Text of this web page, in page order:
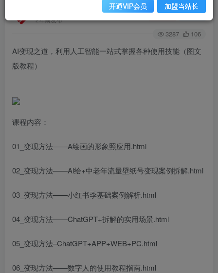
2年前发布
关注 私信
3287 106
AI变现之道，利用人工智能一站式掌握各种使用技能（图文
版教程）
课程内容：
01_变现方法——A绘画的形象照应用.html
02_变现方法——Al绘+中老年流量壁纸号变现案例拆解.html
03_变现方法——小红书季基础案例解析.html
04_变现方法——ChatGPT+拆解的实用场景.html
05_变现方法–ChatGPT+APP+WEB+PC.html
06_变现方法——数字人的使用教程指南.html
开通VIP会员 加盟当站长